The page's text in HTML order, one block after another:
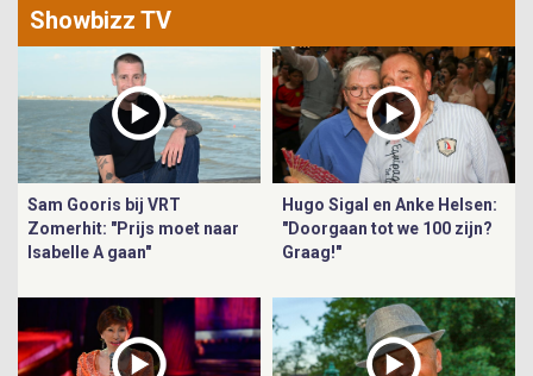
Showbizz TV
Sam Gooris bij VRT
Zomerhit: "Prijs moet naar
Isabelle A gaan"
Hugo Sigal en Anke Helsen:
"Doorgaan tot we 100 zijn?
Graag!"